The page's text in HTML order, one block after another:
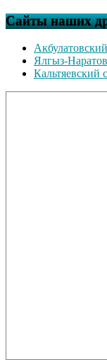
Сайты наших
Ялгыз-
Кальтяевский